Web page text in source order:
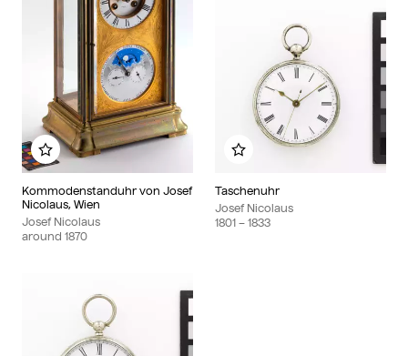
Kommodenstanduhr von Josef
Nicolaus, Wien
Josef Nicolaus
around 1870
Add to my album
Taschenuhr
Josef Nicolaus
1801 – 1833
Add to my album